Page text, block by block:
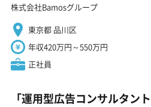
株式会社Bamosグループ
東京都 品川区
年収420万円～550万円
正社員
「運用型広告コンサルタン